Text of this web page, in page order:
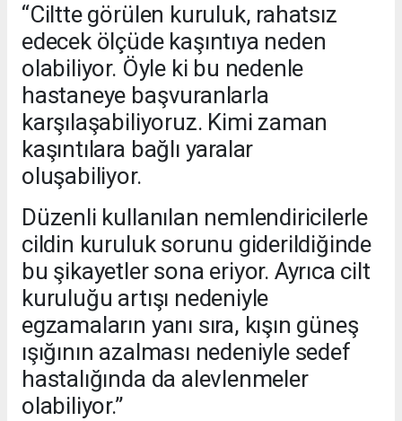
“Ciltte görülen kuruluk, rahatsız
edecek ölçüde kaşıntıya neden
olabiliyor. Öyle ki bu nedenle
hastaneye başvuranlarla
karşılaşabiliyoruz. Kimi zaman
kaşıntılara bağlı yaralar
oluşabiliyor.
Düzenli kullanılan nemlendiricilerle
cildin kuruluk sorunu giderildiğinde
bu şikayetler sona eriyor. Ayrıca cilt
kuruluğu artışı nedeniyle
egzamaların yanı sıra, kışın güneş
ışığının azalması nedeniyle sedef
hastalığında da alevlenmeler
olabiliyor.”